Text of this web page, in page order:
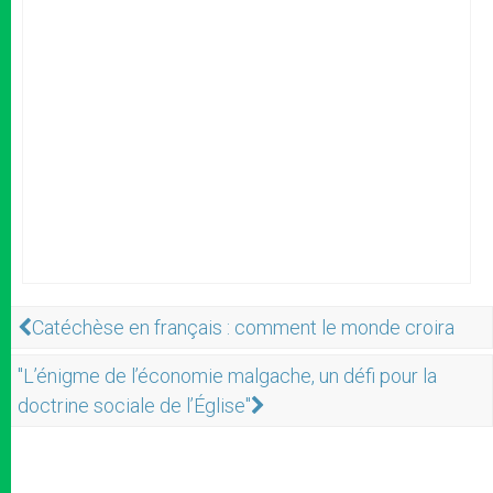
Catéchèse en français : comment le monde croira
"L’énigme de l’économie malgache, un défi pour la
doctrine sociale de l’Église"